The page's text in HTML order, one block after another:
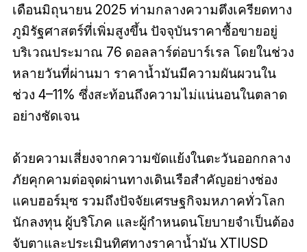
เดือนมิถุนายน 2025 ท่ามกลางความตึงเครียดทาง
ภูมิรัฐศาสตร์ที่เพิ่มสูงขึ้น ปัจจุบันราคาซื้อขายอยู่
บริเวณประมาณ 76 ดอลลาร์ต่อบาร์เรล โดยในช่วง
หลายวันที่ผ่านมา ราคาน้ำมันมีความผันผวนใน
ช่วง 4–11% ซึ่งสะท้อนถึงความไม่แน่นอนในตลาด
อย่างชัดเจน
ด้วยความเสี่ยงจากความขัดแย้งในตะวันออกกลาง
ภัยคุกคามต่อจุดผ่านทางเดินเรือสำคัญอย่างช่อง
แคบฮอร์มุซ รวมถึงปัจจัยเศรษฐกิจมหภาคทั่วโลก
นักลงทุน ผู้บริโภค และผู้กำหนดนโยบายจำเป็นต้อง
จับตาและประเมินทิศทางราคาน้ำมัน XTIUSD